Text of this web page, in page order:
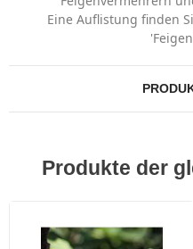
Eine Auflistung finden
Produkte der